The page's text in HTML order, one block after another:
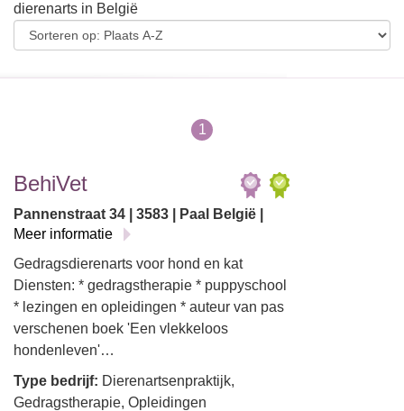
dierenarts in België
1
BehiVet
Pannenstraat 34 | 3583 | Paal België |
Meer informatie
Gedragsdierenarts voor hond en kat
Diensten: * gedragstherapie * puppyschool
* lezingen en opleidingen * auteur van pas
verschenen boek 'Een vlekkeloos
hondenleven'…
Type bedrijf: Dierenartsenpraktijk,
Gedragstherapie, Opleidingen